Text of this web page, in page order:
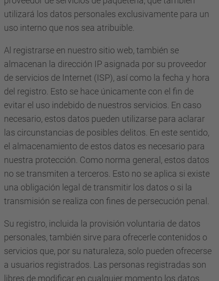
utilizará los datos personales exclusivamente para un
uso interno que nos sea atribuible.
Al registrarse en nuestro sitio web, también se
almacenan la dirección IP asignada por su proveedor
de servicios de Internet (ISP), así como la fecha y hora
del registro. Esto se hace únicamente con el fin de
evitar el uso indebido de nuestros servicios. En caso
necesario, estos datos pueden utilizarse para aclarar
las circunstancias de posibles delitos. En este sentido,
el almacenamiento de estos datos es necesario para
nuestra protección. Como norma general, estos datos
no se transmiten a terceros. Esto no se aplica si existe
una obligación legal de transmitir los datos o si la
transmisión se realiza con fines de persecución penal.
Su registro, incluida la provisión voluntaria de datos
personales, también sirve para ofrecerle contenidos o
servicios que, por su naturaleza, solo pueden ofrecerse
a usuarios registrados. Las personas registradas son
libres de modificar en cualquier momento los datos